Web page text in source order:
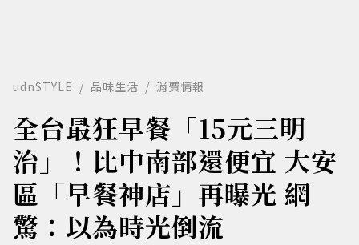
udnSTYLE 品味生活 消費情報
全台最狂早餐「15元三明
治」！比中南部還便宜 大安
區「早餐神店」再曝光 網
驚：以為時光倒流